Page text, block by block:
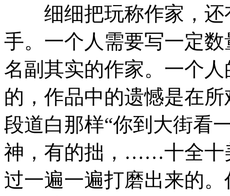
细细把玩称作家，还
手。一个人需要写一定
名副其实的作家。一个
的，作品中的遗憾是在
段道白那样“你到大街看
神，有的拙，……十全十
过一遍一遍打磨出来的